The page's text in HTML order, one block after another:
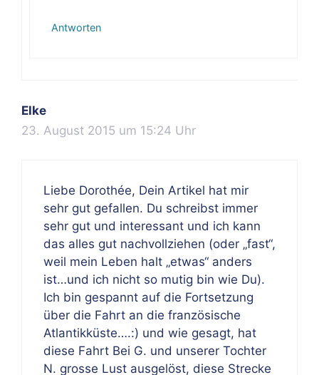
Antworten
Elke
23. August 2015 um 15:24 Uhr
Liebe Dorothée, Dein Artikel hat mir
sehr gut gefallen. Du schreibst immer
sehr gut und interessant und ich kann
das alles gut nachvollziehen (oder „fast“,
weil mein Leben halt „etwas“ anders
ist…und ich nicht so mutig bin wie Du).
Ich bin gespannt auf die Fortsetzung
über die Fahrt an die französische
Atlantikküste….:) und wie gesagt, hat
diese Fahrt Bei G. und unserer Tochter
N. grosse Lust ausgelöst, diese Strecke